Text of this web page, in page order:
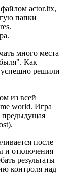
actor.ltx,
папки
много места
Как
решили
из всей
world. Игра
предыдущая
после
и отключения
результаты
контроля над